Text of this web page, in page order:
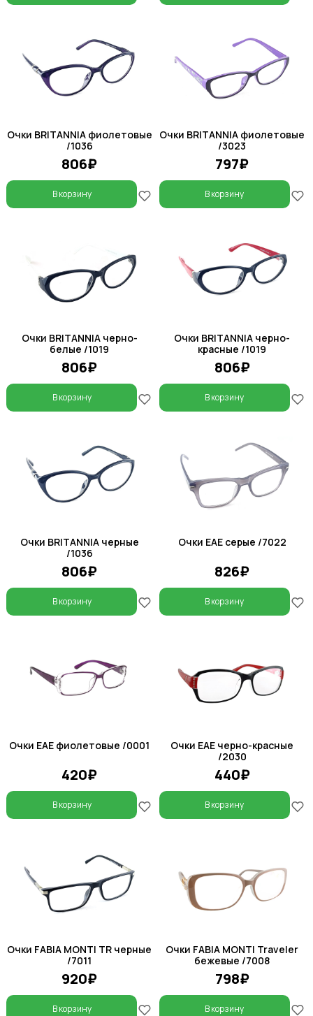
Очки BRITANNIA фиолетовые
/1036
806₽
В корзину
Очки BRITANNIA фиолетовые
/3023
797₽
В корзину
Очки BRITANNIA черно-
белые /1019
806₽
В корзину
Очки BRITANNIA черно-
красные /1019
806₽
В корзину
Очки BRITANNIA черные
/1036
806₽
В корзину
Очки EAE серые /7022
826₽
В корзину
Очки EAE фиолетовые /0001
420₽
В корзину
Очки EAE черно-красные
/2030
440₽
В корзину
Очки FABIA MONTI TR черные
/7011
920₽
В корзину
Очки FABIA MONTI Traveler
бежевые /7008
798₽
В корзину